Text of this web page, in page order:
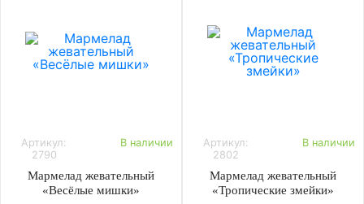
Артикул:
2790
В наличии
Мармелад жевательный
«Весёлые мишки»
Артикул:
2802
В наличии
Мармелад жевательный
«Тропические змейки»